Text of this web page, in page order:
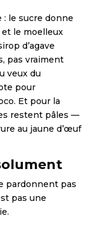
: le sucre donne
le moelleux
d’agave
pas vraiment
veux du
pour
Et pour la
restent pâles —
au jaune d’œuf
pardonnent pas
pas une